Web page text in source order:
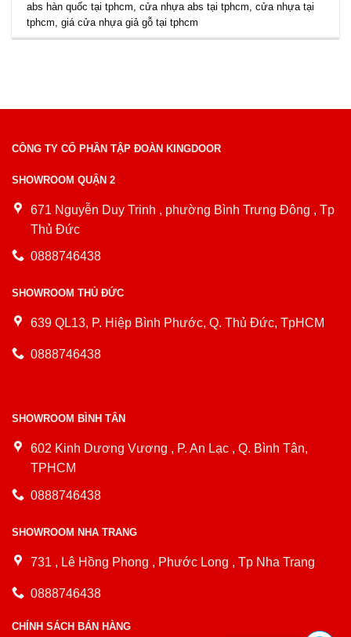
abs hàn quốc tại tphcm,cửa nhựa abs tại tphcm,cửa nhựa tại
tphcm,giá cửa nhựa giả gỗ tại tphcm
CÔNG TY CỔ PHẦN TẬP ĐOÀN KINGDOOR
SHOWROOM QUẬN 2
671 Nguyễn Duy Trinh , phường Bình Trưng Đông , Tp
Thủ Đức
0888746438
SHOWROOM THỦ ĐỨC
639 QL13, P. Hiệp Bình Phước, Q. Thủ Đức, TpHCM
0888746438
SHOWROOM BÌNH TÂN
602 Kinh Dương Vương , P. An Lạc , Q. Bình Tân,
TPHCM
0888746438
SHOWROOM NHA TRANG
731 , Lê Hồng Phong , Phước Long , Tp Nha Trang
0888746438
CHÍNH SÁCH BÁN HÀNG